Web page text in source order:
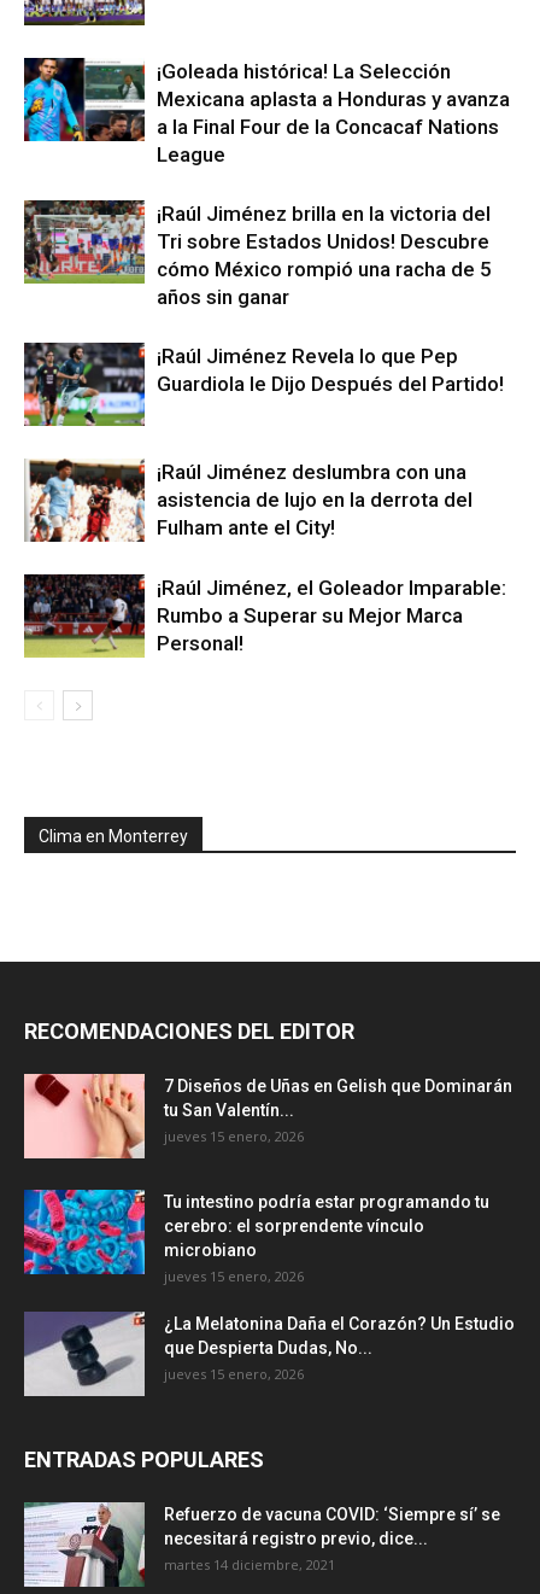
¡Goleada histórica! La Selección
Mexicana aplasta a Honduras y avanza
a la Final Four de la Concacaf Nations
League
¡Raúl Jiménez brilla en la victoria del
Tri sobre Estados Unidos! Descubre
cómo México rompió una racha de 5
años sin ganar
¡Raúl Jiménez Revela lo que Pep
Guardiola le Dijo Después del Partido!
¡Raúl Jiménez deslumbra con una
asistencia de lujo en la derrota del
Fulham ante el City!
¡Raúl Jiménez, el Goleador Imparable:
Rumbo a Superar su Mejor Marca
Personal!
Clima en Monterrey
RECOMENDACIONES DEL EDITOR
7 Diseños de Uñas en Gelish que Dominarán
tu San Valentín...
jueves 15 enero, 2026
Tu intestino podría estar programando tu
cerebro: el sorprendente vínculo
microbiano
jueves 15 enero, 2026
¿La Melatonina Daña el Corazón? Un Estudio
que Despierta Dudas, No...
jueves 15 enero, 2026
ENTRADAS POPULARES
Refuerzo de vacuna COVID: ‘Siempre sí’ se
necesitará registro previo, dice...
martes 14 diciembre, 2021